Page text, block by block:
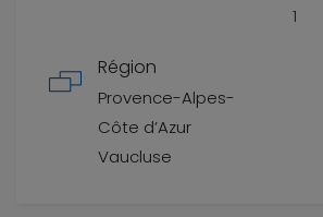
1
Région
Provence-Alpes-
Côte d’Azur
Vaucluse